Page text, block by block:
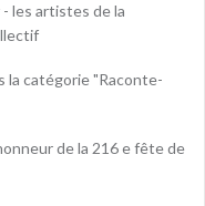
les artistes de la
la catégorie "Raconte-
de la 216 e fête de